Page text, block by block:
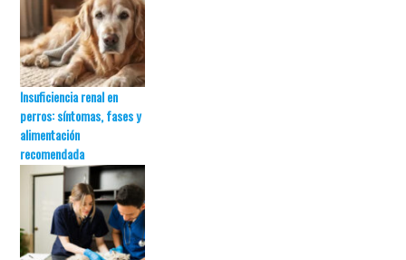
Insuficiencia renal en
perros: síntomas, fases y
alimentación
recomendada